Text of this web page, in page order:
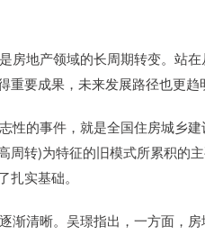
地产领域的长周期转变。站在
要成果，未来发展路径也更趋
性的事件，就是全国住房城乡
周转)为特征的旧模式所累积的
实基础。
渐清晰。吴璟指出，一方面，